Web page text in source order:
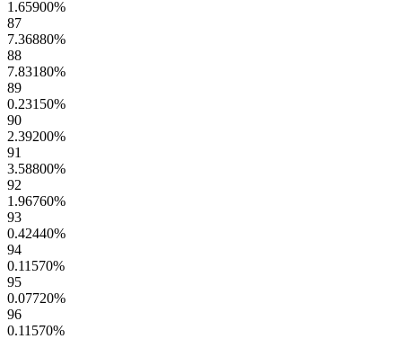
1.65900%
87
7.36880%
88
7.83180%
89
0.23150%
90
2.39200%
91
3.58800%
92
1.96760%
93
0.42440%
94
0.11570%
95
0.07720%
96
0.11570%